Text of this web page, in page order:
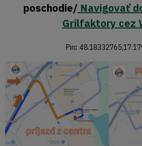
poschodie/ Navigovať
Grilfaktory cez
Pin: